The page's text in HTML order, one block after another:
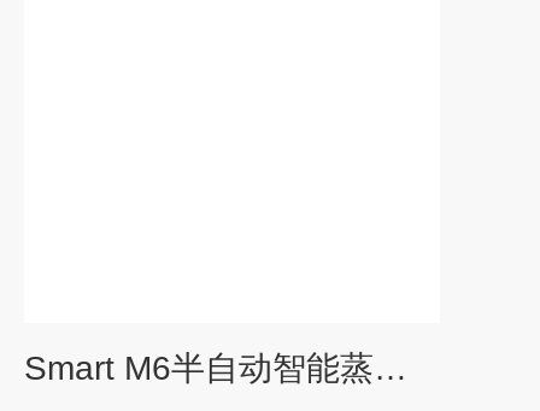
Smart M6半自动智能蒸馏仪